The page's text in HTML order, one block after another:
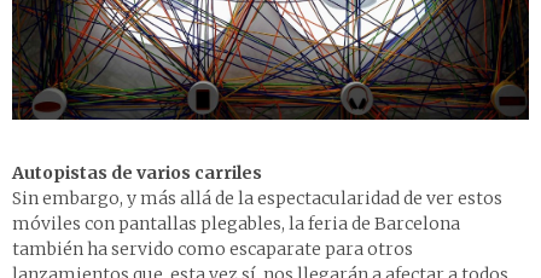
Autopistas de varios carriles
Sin embargo, y más allá de la espectacularidad de ver estos
móviles con pantallas plegables, la feria de Barcelona
también ha servido como escaparate para otros